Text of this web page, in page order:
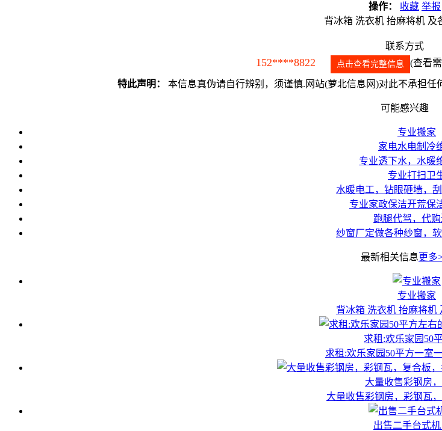
操作：
收藏 举报
背冰箱 洗衣机 抬麻将机 及
联系方式
152****8822 点击查看完整信息 (查看
特此声明： 本信息真伪请自行辨别，须谨慎.网站(萝北信息网)对此不承担任
可能感兴趣
专业搬家
家电水电制冷
专业透下水，水暖
专业打扫卫
水暖电工，钻眼砸墙，
专业家政保洁开荒保
跑腿代驾，代
纱窗厂定做各种纱窗，
最新相关信息更多
专业搬家
背冰箱 洗衣机 抬麻将机
求租:欢乐家园50
求租:欢乐家园50平方一室
大量收售彩钢房
大量收售彩钢房，彩钢瓦
出售二手台式